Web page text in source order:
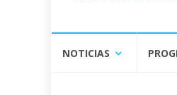
NOTICIAS